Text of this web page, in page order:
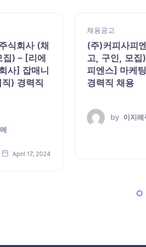
식회사 (채
) – [리에
사] 잡매니
) 경력직
April 17, 2024
채용공고
(주)커피사피
고, 구인, 모집
피엔스] 마케
경력직 채용
by 이지레